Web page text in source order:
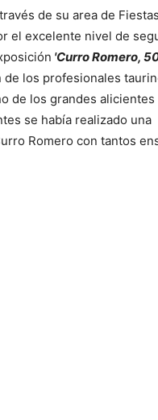
de su area de
el excelente nivel de
'Curro Romero,
los profesionales
de los grandes alicientes
se había realizado una
Romero con tantos